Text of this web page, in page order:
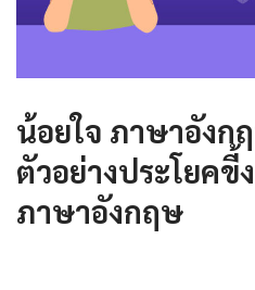
น้อยใจ ภาษาอังก
ตัวอย่างประโยคขี้
ภาษาอังกฤษ